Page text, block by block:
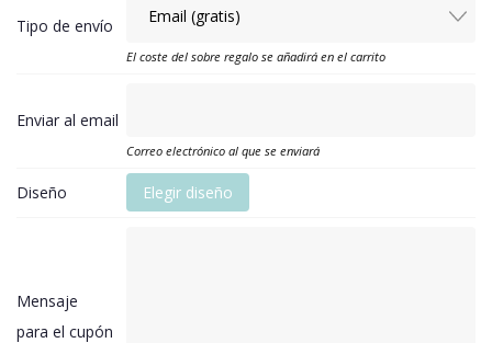
Tipo de envío
El coste del sobre regalo se añadirá en el carrito
Enviar al email
Correo electrónico al que se enviará
Diseño Elegir diseño
Mensaje
para el cupón